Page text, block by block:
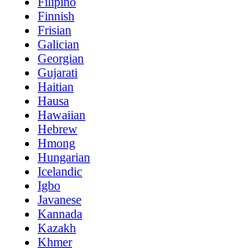
Finnish
Frisian
Galician
Georgian
Gujarati
Haitian
Hausa
Hawaiian
Hebrew
Hmong
Hungarian
Icelandic
Igbo
Javanese
Kannada
Kazakh
Khmer